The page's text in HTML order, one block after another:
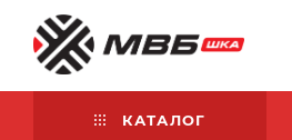
КАТАЛОГ